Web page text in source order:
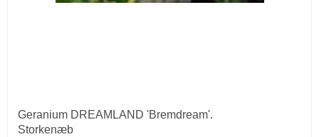
Geranium DREAMLAND 'Bremdream'.
Storkenæb